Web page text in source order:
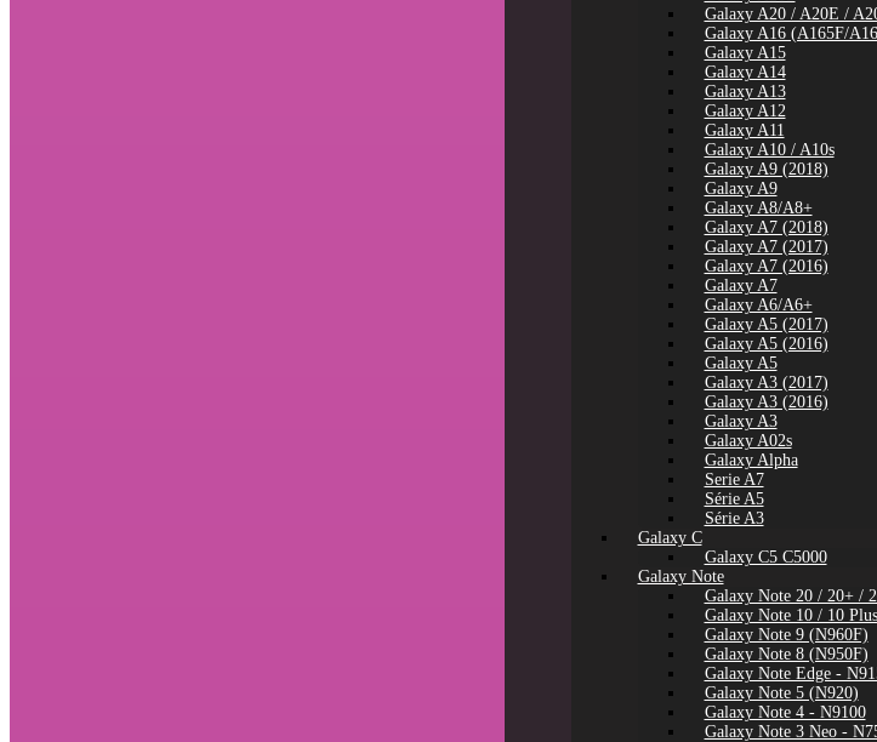
Galaxy A20 / A20E /
Galaxy A16 (A165F/
Galaxy A15
Galaxy A14
Galaxy A13
Galaxy A12
Galaxy A11
Galaxy A10 / A10s
Galaxy A9 (2018)
Galaxy A9
Galaxy A8/A8+
Galaxy A7 (2018)
Galaxy A7 (2017)
Galaxy A7 (2016)
Galaxy A7
Galaxy A6/A6+
Galaxy A5 (2017)
Galaxy A5 (2016)
Galaxy A5
Galaxy A3 (2017)
Galaxy A3 (2016)
Galaxy A3
Galaxy A02s
Galaxy Alpha
Serie A7
Série A5
Série A3
Galaxy C
Galaxy C5 C5000
Galaxy Note
Galaxy Note 20 / 20+ /
Galaxy Note 10 / 10 Plus
Galaxy Note 9 (N960F)
Galaxy Note 8 (N950F)
Galaxy Note Edge -
Galaxy Note 5 (N920)
Galaxy Note 4 - N9100
Galaxy Note 3 Neo -